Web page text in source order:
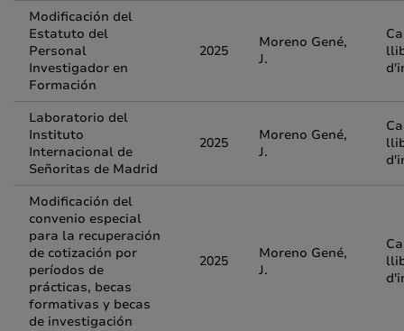
Modificación del
Estatuto del
Personal
Investigador en
Formación
2025
Moreno Gené,
J.
Laboratorio del
Instituto
Internacional de
Señoritas de Madrid
2025
Moreno Gené,
J.
Modificación del
convenio especial
para la recuperación
de cotización por
períodos de
prácticas, becas
formativas y becas
de investigación
2025
Moreno Gené,
J.